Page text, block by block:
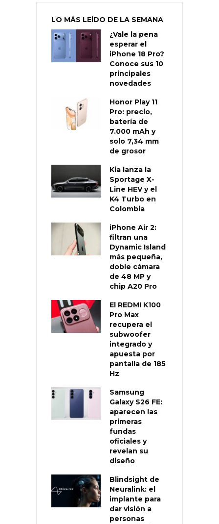
LO MÁS LEÍDO DE LA SEMANA
¿Vale la pena
esperar el
iPhone 18 Pro?
Conoce sus 10
principales
novedades
Honor Play 11
Pro: precio,
batería de
7.000 mAh y
solo 7,34 mm
de grosor
Kia lanza la
Sportage X-
Line HEV y el
K4 Turbo en
Colombia
iPhone Air 2:
filtran una
Dynamic Island
más pequeña,
doble cámara
de 48 MP y
chip A20 Pro
El REDMI K100
Pro Max
recupera el
subwoofer
integrado y
apuesta por
pantalla de 185
Hz
Samsung
Galaxy S26 FE:
aparecen las
primeras
fundas
oficiales y
revelan su
diseño
Blindsight de
Neuralink: el
implante para
dar visión a
personas